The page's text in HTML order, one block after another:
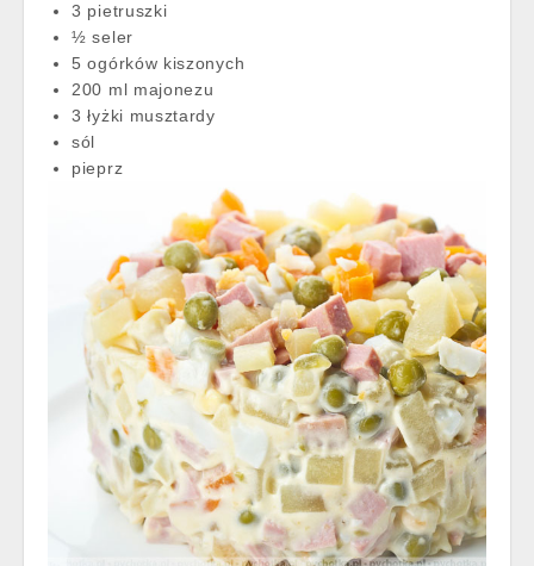
3 pietruszki
½ seler
5 ogórków kiszonych
200 ml majonezu
3 łyżki musztardy
sól
pieprz